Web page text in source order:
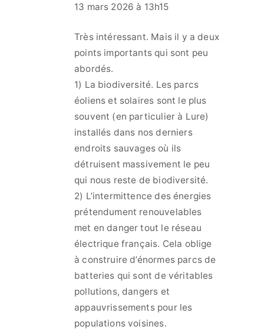
13 mars 2026 à 13h15
Très intéressant. Mais il y a deux
points importants qui sont peu
abordés.
1) La biodiversité. Les parcs
éoliens et solaires sont le plus
souvent (en particulier à Lure)
installés dans nos derniers
endroits sauvages où ils
détruisent massivement le peu
qui nous reste de biodiversité.
2) L’intermittence des énergies
prétendument renouvelables
met en danger tout le réseau
électrique français. Cela oblige
à construire d’énormes parcs de
batteries qui sont de véritables
pollutions, dangers et
appauvrissements pour les
populations voisines.